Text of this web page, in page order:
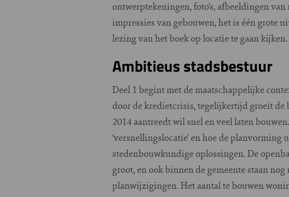
ontwerptekeningen, foto’s, afbeeldingen van
impressies van gebouwen, het is één grote
lezing van het boek op locatie te gaan kijken.
Ambitieus stadsbestuur
Deel 1 begint met de maatschappelijke
door de kredietcrisis, tegelijkertijd groeit
2014 aantreedt wil snel en veel laten
‘versnellingslocatie’ en hoe de
stedenbouwkundige oplossingen. De
groot, en ook binnen de gemeente staan
planwijzigingen. Het aantal te bouwen